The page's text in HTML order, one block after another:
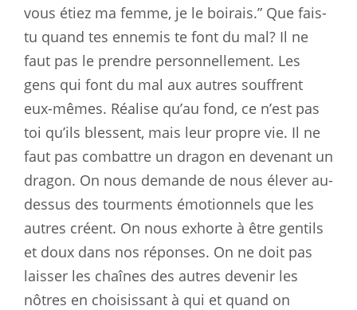
vous étiez ma femme, je le boirais.” Que fais-
tu quand tes ennemis te font du mal? Il ne
faut pas le prendre personnellement. Les
gens qui font du mal aux autres souffrent
eux-mêmes. Réalise qu’au fond, ce n’est pas
toi qu’ils blessent, mais leur propre vie. Il ne
faut pas combattre un dragon en devenant un
dragon. On nous demande de nous élever au-
dessus des tourments émotionnels que les
autres créent. On nous exhorte à être gentils
et doux dans nos réponses. On ne doit pas
laisser les chaînes des autres devenir les
nôtres en choisissant à qui et quand on